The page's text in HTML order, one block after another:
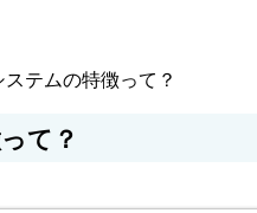
テムの特徴って？
て？